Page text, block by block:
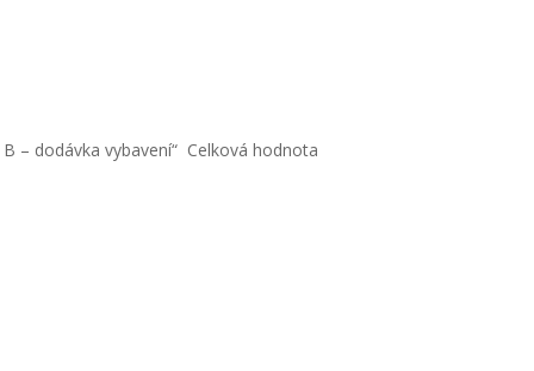
– dodávka vybavení“ Celková hodnota